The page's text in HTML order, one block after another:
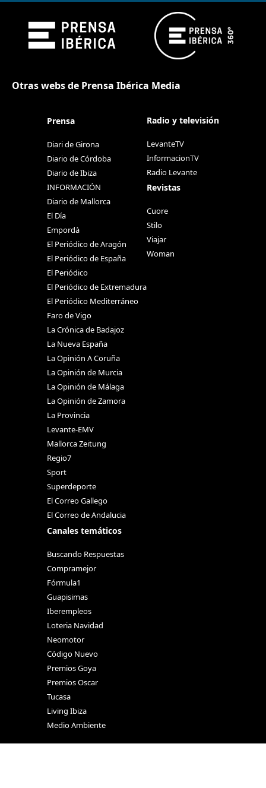
Otras webs de Prensa Ibérica Media
Prensa
Diari de Girona
Diario de Córdoba
Diario de Ibiza
INFORMACIÓN
Diario de Mallorca
El Día
Empordà
El Periódico de Aragón
El Periódico de España
El Periódico
El Periódico de Extremadura
El Periódico Mediterráneo
Faro de Vigo
La Crónica de Badajoz
La Nueva España
La Opinión A Coruña
La Opinión de Murcia
La Opinión de Málaga
La Opinión de Zamora
La Provincia
Levante-EMV
Mallorca Zeitung
Regio7
Sport
Superdeporte
El Correo Gallego
El Correo de Andalucia
Canales temáticos
Buscando Respuestas
Compramejor
Fórmula1
Guapisimas
Iberempleos
Loteria Navidad
Neomotor
Código Nuevo
Premios Goya
Premios Oscar
Tucasa
Living Ibiza
Medio Ambiente
Radio y televisión
LevanteTV
InformacionTV
Radio Levante
Revistas
Cuore
Stilo
Viajar
Woman